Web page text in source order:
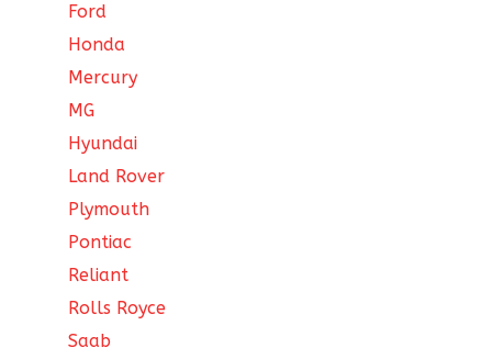
Ford
Honda
Mercury
MG
Hyundai
Land Rover
Plymouth
Pontiac
Reliant
Rolls Royce
Saab